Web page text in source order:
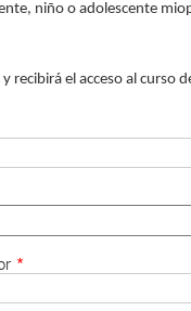
niño o adolescente
recibirá el acceso al